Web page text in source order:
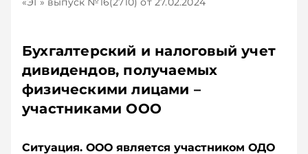
Бухгалтерский и налоговый учет
дивидендов, получаемых
физическими лицами –
участниками ООО
Ситуация. ООО является участником ОДО